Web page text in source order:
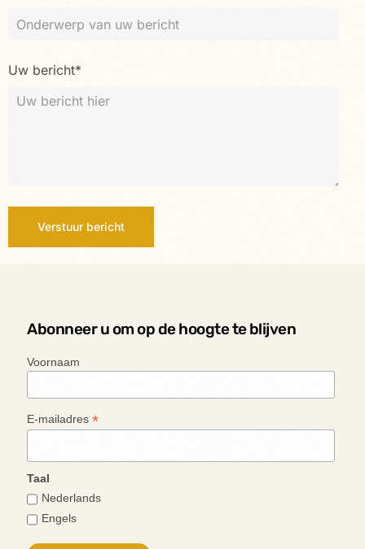
Uw bericht*
Verstuur bericht
Abonneer u om op de hoogte te blijven
Voornaam
E-mailadres*
Taal
Nederlands
Engels